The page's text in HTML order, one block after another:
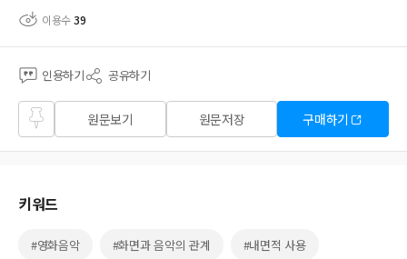
이용수39
인용하기 공유하기
즐겨
찾기
원문보기 원문저장 구매하기
키워드
#영화음악 #화면과 음악의 관계 #내면적 사용